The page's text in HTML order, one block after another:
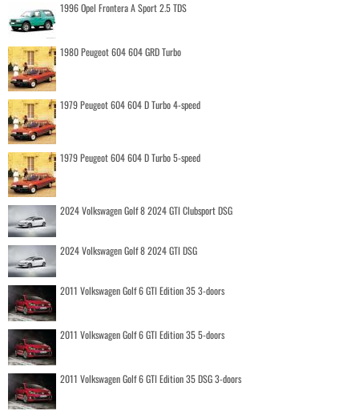
1996 Opel Frontera A Sport 2.5 TDS
1980 Peugeot 604 604 GRD Turbo
1979 Peugeot 604 604 D Turbo 4-speed
1979 Peugeot 604 604 D Turbo 5-speed
2024 Volkswagen Golf 8 2024 GTI Clubsport DSG
2024 Volkswagen Golf 8 2024 GTI DSG
2011 Volkswagen Golf 6 GTI Edition 35 3-doors
2011 Volkswagen Golf 6 GTI Edition 35 5-doors
2011 Volkswagen Golf 6 GTI Edition 35 DSG 3-doors